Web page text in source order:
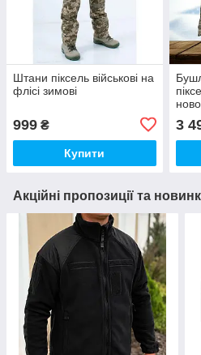
Штани піксель військові на
флісі зимові
999 ₴
Купити
3
Акційні пропозиції та